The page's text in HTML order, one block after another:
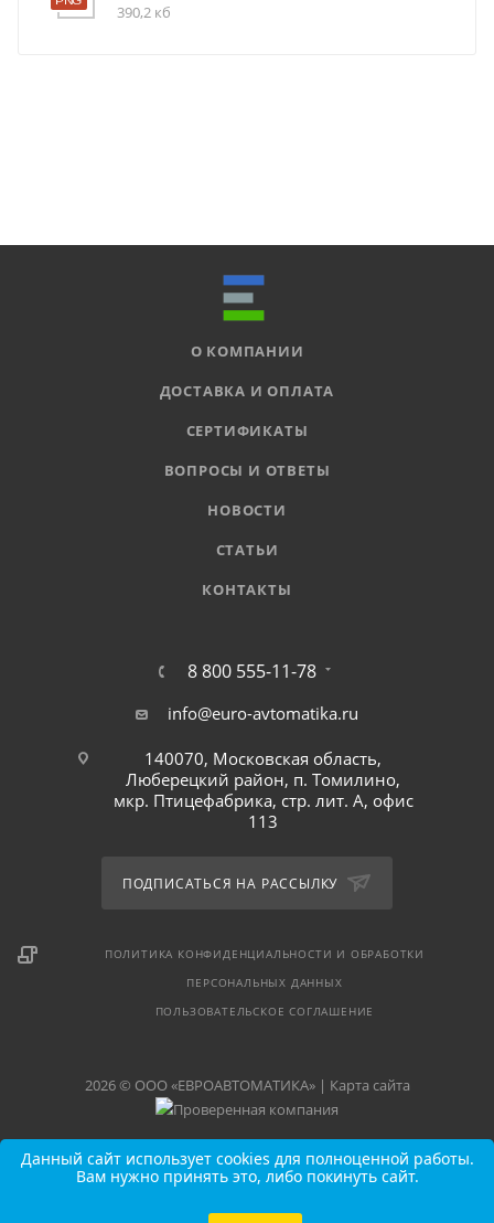
390,2 кб
О КОМПАНИИ
ДОСТАВКА И ОПЛАТА
СЕРТИФИКАТЫ
ВОПРОСЫ И ОТВЕТЫ
НОВОСТИ
СТАТЬИ
КОНТАКТЫ
8 800 555-11-78
info@euro-avtomatika.ru
140070, Московская область,
Люберецкий район, п. Томилино,
мкр. Птицефабрика, стр. лит. А, офис
113
ПОДПИСАТЬСЯ НА РАССЫЛКУ
ПОЛИТИКА КОНФИДЕНЦИАЛЬНОСТИ И ОБРАБОТКИ
ПЕРСОНАЛЬНЫХ ДАННЫХ
ПОЛЬЗОВАТЕЛЬСКОЕ СОГЛАШЕНИЕ
2026 © ООО «ЕВРОАВТОМАТИКА» | Карта сайта
Данный сайт использует cookies для полноценной работы.
Вам нужно принять это, либо покинуть сайт.